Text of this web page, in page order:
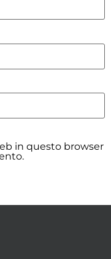
in questo browser